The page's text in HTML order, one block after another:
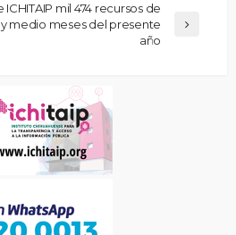
ICHITAIP mil 474 recursos de
y medio meses del presente
año